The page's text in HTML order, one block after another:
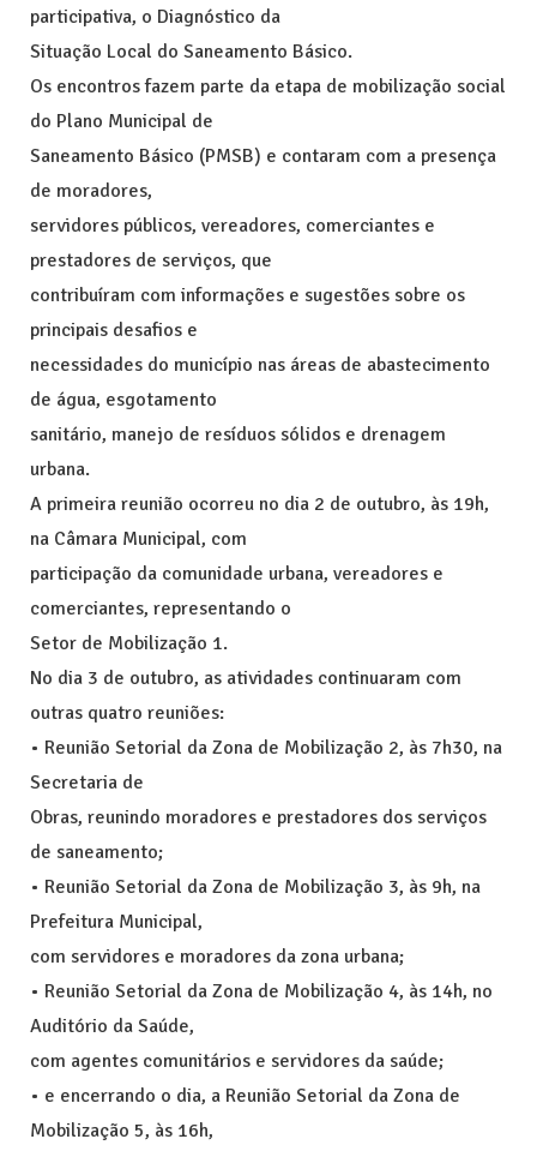
participativa, o Diagnóstico da
Situação Local do Saneamento Básico.
Os encontros fazem parte da etapa de mobilização social
do Plano Municipal de
Saneamento Básico (PMSB) e contaram com a presença
de moradores,
servidores públicos, vereadores, comerciantes e
prestadores de serviços, que
contribuíram com informações e sugestões sobre os
principais desafios e
necessidades do município nas áreas de abastecimento
de água, esgotamento
sanitário, manejo de resíduos sólidos e drenagem
urbana.
A primeira reunião ocorreu no dia 2 de outubro, às 19h,
na Câmara Municipal, com
participação da comunidade urbana, vereadores e
comerciantes, representando o
Setor de Mobilização 1.
No dia 3 de outubro, as atividades continuaram com
outras quatro reuniões:
• Reunião Setorial da Zona de Mobilização 2, às 7h30, na
Secretaria de
Obras, reunindo moradores e prestadores dos serviços
de saneamento;
• Reunião Setorial da Zona de Mobilização 3, às 9h, na
Prefeitura Municipal,
com servidores e moradores da zona urbana;
• Reunião Setorial da Zona de Mobilização 4, às 14h, no
Auditório da Saúde,
com agentes comunitários e servidores da saúde;
• e encerrando o dia, a Reunião Setorial da Zona de
Mobilização 5, às 16h,